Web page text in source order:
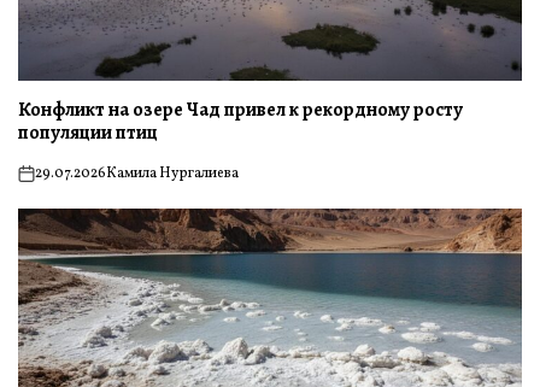
Конфликт на озере Чад привел к рекордному росту
популяции птиц
on29.07.2026Камила Нургалиева